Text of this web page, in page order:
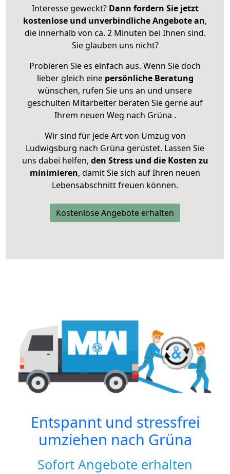
Interesse geweckt? Dann fordern Sie jetzt
kostenlose und unverbindliche Angebote an,
die innerhalb von ca. 2 Minuten bei Ihnen sind.
Sie glauben uns nicht?
Probieren Sie es einfach aus. Wenn Sie doch
lieber gleich eine persönliche Beratung
wünschen, rufen Sie uns an und unsere
geschulten Mitarbeiter beraten Sie gerne auf
Ihrem neuen Weg nach Grüna .
Wir sind für jede Art von Umzug von
Ludwigsburg nach Grüna gerüstet. Lassen Sie
uns dabei helfen, den Stress und die Kosten zu
minimieren, damit Sie sich auf Ihren neuen
Lebensabschnitt freuen können.
Kostenlose Angebote erhalten
Entspannt und stressfrei
umziehen nach Grüna
Sofort Angebote erhalten